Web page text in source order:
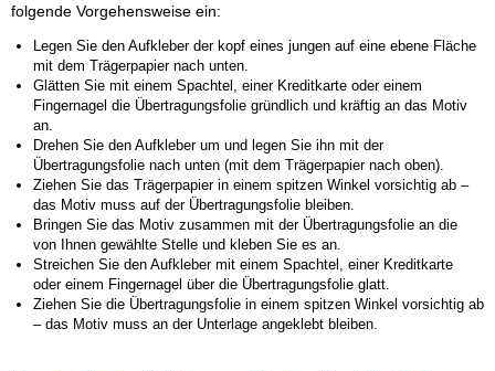
folgende Vorgehensweise ein:
Legen Sie den Aufkleber der kopf eines jungen auf eine ebene Fläche
mit dem Trägerpapier nach unten.
Glätten Sie mit einem Spachtel, einer Kreditkarte oder einem
Fingernagel die Übertragungsfolie gründlich und kräftig an das Motiv
an.
Drehen Sie den Aufkleber um und legen Sie ihn mit der
Übertragungsfolie nach unten (mit dem Trägerpapier nach oben).
Ziehen Sie das Trägerpapier in einem spitzen Winkel vorsichtig ab –
das Motiv muss auf der Übertragungsfolie bleiben.
Bringen Sie das Motiv zusammen mit der Übertragungsfolie an die
von Ihnen gewählte Stelle und kleben Sie es an.
Streichen Sie den Aufkleber mit einem Spachtel, einer Kreditkarte
oder einem Fingernagel über die Übertragungsfolie glatt.
Ziehen Sie die Übertragungsfolie in einem spitzen Winkel vorsichtig ab
– das Motiv muss an der Unterlage angeklebt bleiben.